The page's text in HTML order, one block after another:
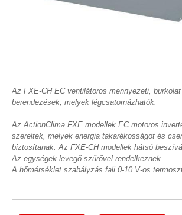
Az FXE-CH EC ventilátoros mennyezeti,
berendezések, melyek légcsatornázhatók.
Az ActionClima FXE modellek EC motoros
szereltek, melyek energia takarékosságot és
biztosítanak. Az FXE-CH modellek hátsó
Az egységek levegő szűrővel rendelkeznek.
A hőmérséklet szabályzás fali 0-10 V-os